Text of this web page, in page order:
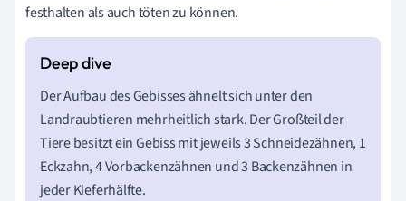
festhalten als auch töten zu können.
Der Aufbau des Gebisses ähnelt sich unter den
Landraubtieren mehrheitlich stark. Der Großteil der
Tiere besitzt ein Gebiss mit jeweils 3 Schneidezähnen, 1
Eckzahn, 4 Vorbackenzähnen und 3 Backenzähnen in
jeder Kieferhälfte.